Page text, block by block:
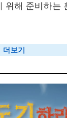
해 준비하는
더보기